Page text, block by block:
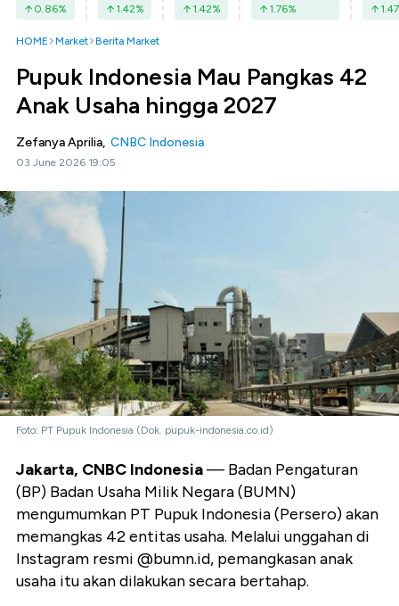
0.86% 1.42% 1.42% 1.76% 1.47
HOME Market Berita Market
Pupuk Indonesia Mau Pangkas 42
Anak Usaha hingga 2027
Zefanya Aprilia, CNBC Indonesia
03 June 2026 19:05
Foto: PT Pupuk Indonesia (Dok. pupuk-indonesia.co.id)
Jakarta, CNBC Indonesia— Badan Pengaturan
(BP) Badan Usaha Milik Negara (BUMN)
mengumumkan PT Pupuk Indonesia (Persero) akan
memangkas 42 entitas usaha. Melalui unggahan di
Instagram resmi @bumn.id, pemangkasan anak
usaha itu akan dilakukan secara bertahap.